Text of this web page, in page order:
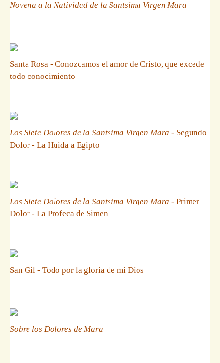
Novena a la Natividad de la Santsima Virgen Mara
Santa Rosa - Conozcamos el amor de Cristo, que excede
todo conocimiento
Los Siete Dolores de la Santsima Virgen Mara - Segundo
Dolor - La Huida a Egipto
Los Siete Dolores de la Santsima Virgen Mara - Primer
Dolor - La Profeca de Simen
San Gil - Todo por la gloria de mi Dios
Sobre los Dolores de Mara